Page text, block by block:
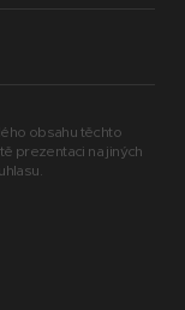
obsahu těchto
prezentaci na jiných